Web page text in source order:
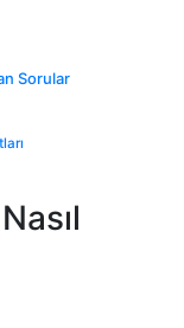
Sorular